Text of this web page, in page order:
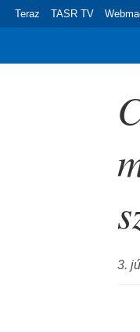
Teraz TASR TV
3.